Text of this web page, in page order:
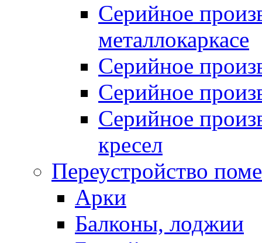
Серийное
металлокаркасе
Серийное
Серийное
Серийное
кресел
Переустройство
Арки
Балконы, лоджии